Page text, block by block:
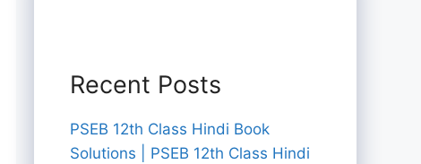
Recent Posts
PSEB 12th Class Hindi Book
Solutions | PSEB 12th Class Hindi